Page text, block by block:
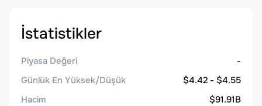
İstatistikler
Piyasa Değeri
-
Günlük En Yüksek/Düşük
$4.42 - $4.55
Hacim
$91.91B